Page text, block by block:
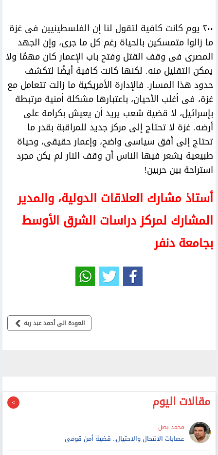
٢٠٠ يوم كانت كافية لتقول لنا إن الفلسطينيين فى غزة
ما زالوا متمسكين بالحياة رغم كل ما جرى، وإن الجهد
المصرى فى وقف القتل وفتح باب الإعمار كان مهمًا ولا
يمكن التقليل منه. لكنها كانت كافية أيضًا لتكشف
حدود هذا المسار. فالإدارة الأمريكية ما زالت تتعامل مع
غزة، فى أغلب الأحيان، باعتبارها مشكلة أمنية مرتبطة
بإسرائيل، لا قضية شعب يريد أن يعيش بكرامة على
أرضه. غزة لا تحتاج إلى مركز جديد للمراقبة بقدر ما
تحتاج إلى أفق سياسى واضح، وإعمار حقيقى، وحياة
طبيعية يشعر فيها الناس أن وقف النار لم يكن مجرد
استراحة بين حربين!
أستاذ مشارك العلاقات الدولية، والمدير
المشارك لمركز دراسات الشرق الأوسط
بجامعة دنفر
العودة الى أحمد عبد ربه
مقالات اليوم
محمد بصل
عصابات الانتحال والاحتيال.. قضية أمن قومى